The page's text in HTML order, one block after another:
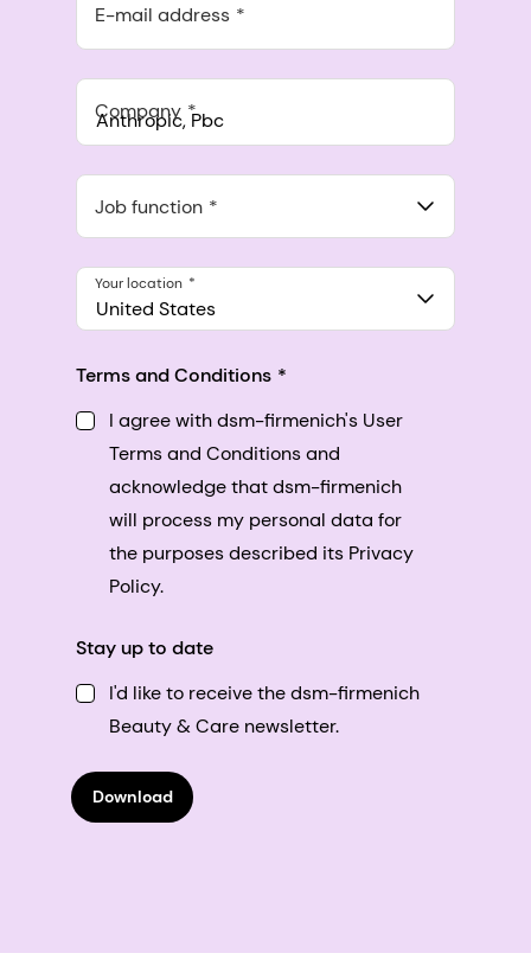
E-mail address
Company
548 Market St Pmb 90375, San Francisco, California, US
Job function
United States
Your location
Terms and Conditions
I agree with dsm-firmenich's User
Terms and Conditions and
acknowledge that dsm-firmenich
will process my personal data for
the purposes described its Privacy
Policy.
Stay up to date
I'd like to receive the dsm-firmenich
Beauty & Care newsletter.
Download